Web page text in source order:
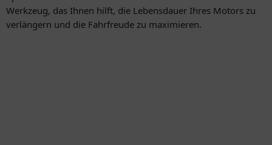
Werkzeug, das Ihnen hilft, die Lebensdauer Ihres Motors zu
verlängern und die Fahrfreude zu maximieren.